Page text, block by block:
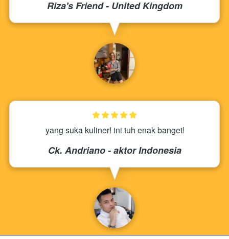
Riza's Friend - United Kingdom
yang suka kuliner! ini tuh enak banget!
Ck. Andriano - aktor Indonesia